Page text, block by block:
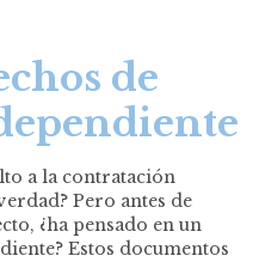
de
a la contratación
Pero antes de
¿ha pensado en un
Estos documentos